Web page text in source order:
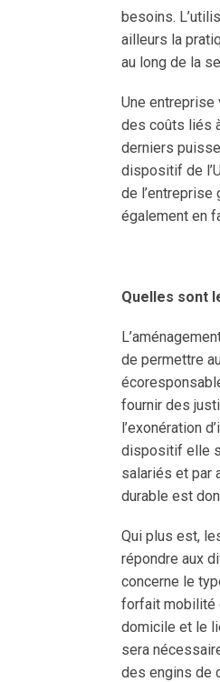
besoins.
ailleurs la
au long de la
Une
des coûts liés
derniers
dispositif de
de
également en
Quelles sont
de permettre
fournir des
l’exonération
dispositif elle
salariés et par
durable est
Qui plus est,
répondre aux
concerne le
forfait mobilité
domicile et le
sera
des engins de